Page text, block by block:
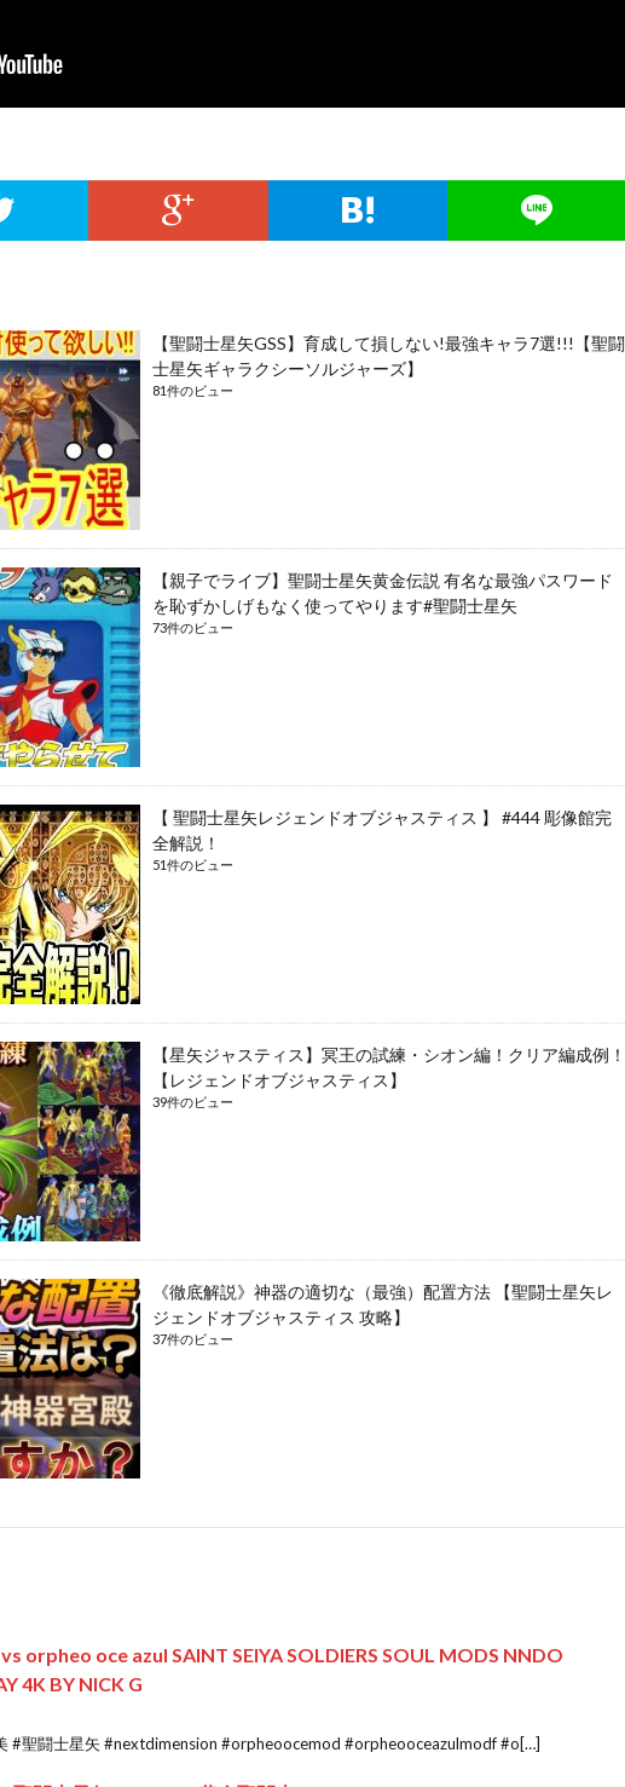
【聖闘士星矢GSS】育成して損しない!最強キャラ7選!!!【聖闘
士星矢ギャラクシーソルジャーズ】
81件のビュー
【親子でライブ】聖闘士星矢黄金伝説 有名な最強パスワード
を恥ずかしげもなく使ってやります#聖闘士星矢
73件のビュー
【 聖闘士星矢レジェンドオブジャスティス 】 #444 彫像館完
全解説！
51件のビュー
【星矢ジャスティス】冥王の試練・シオン編！クリア編成例！
【レジェンドオブジャスティス】
39件のビュー
《徹底解説》神器の適切な（最強）配置方法 【聖闘士星矢レ
ジェンドオブジャスティス 攻略】
37件のビュー
orpheo oce azul SAINT SEIYA SOLDIERS SOUL MODS NNDO
4K BY NICK G
#聖闘士星矢 #nextdimension #orpheoocemod #orpheooceazulmodf #o[…]